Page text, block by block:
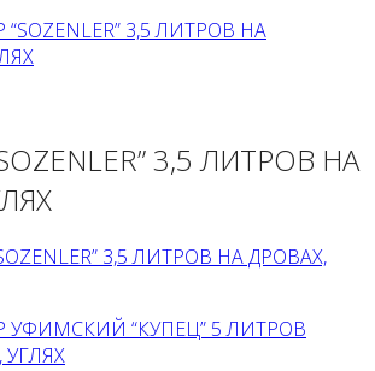
3,5 ЛИТРОВ НА
3,5 ЛИТРОВ НА ДРОВАХ,